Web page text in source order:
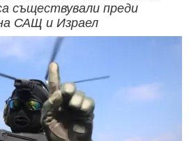
съществували преди
САЩ и Израел